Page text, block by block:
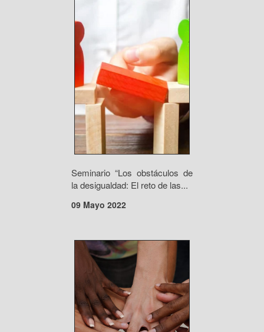
Seminario “Los obstáculos de
la desigualdad: El reto de las...
09 Mayo 2022